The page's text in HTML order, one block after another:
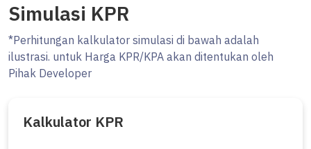
Simulasi KPR
*Perhitungan kalkulator simulasi di bawah adalah
ilustrasi. untuk Harga KPR/KPA akan ditentukan oleh
Pihak Developer
Kalkulator KPR